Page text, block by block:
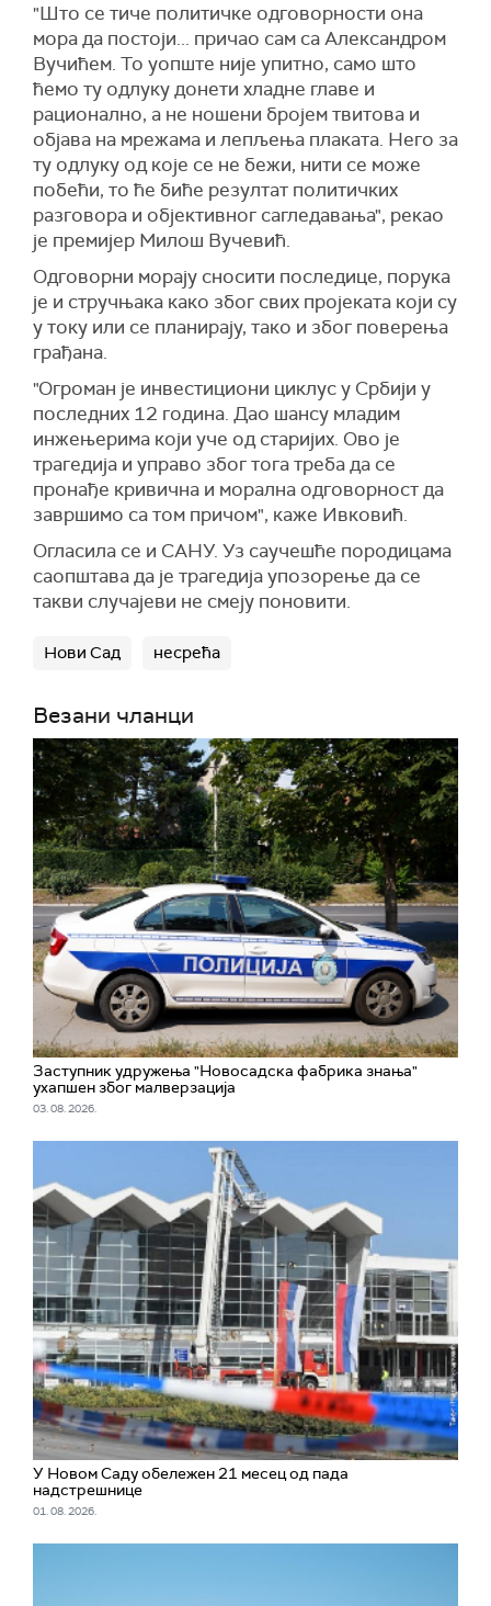
"Што се тиче политичке одговорности она
мора да постоји... причао сам са Александром
Вучићем. То уопште није упитно, само што
ћемо ту одлуку донети хладне главе и
рационално, а не ношени бројем твитова и
објава на мрежама и лепљења плаката. Него за
ту одлуку од које се не бежи, нити се може
побећи, то ће биће резултат политичких
разговора и објективног сагледавања", рекао
је премијер Милош Вучевић.
Одговорни морају сносити последице, порука
је и стручњака како због свих пројеката који су
у току или се планирају, тако и због поверења
грађана.
"Огроман је инвестициони циклус у Србији у
последних 12 година. Дао шансу младим
инжењерима који уче од старијих. Ово је
трагедија и управо због тога треба да се
пронађе кривична и морална одговорност да
завршимо са том причом", каже Ивковић.
Огласила се и САНУ. Уз саучешће породицама
саопштава да је трагедија упозорење да се
такви случајеви не смеју поновити.
Нови Сад несрећа
Везани чланци
Заступник удружења "Новосадска фабрика знања"
ухапшен због малверзација
03. 08. 2026.
У Новом Саду обележен 21 месец од пада
надстрешнице
01. 08. 2026.